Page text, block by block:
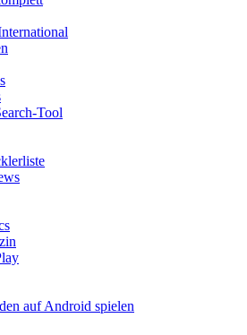
Tool
auf Android spielen